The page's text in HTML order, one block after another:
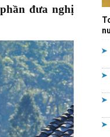
đưa nghị